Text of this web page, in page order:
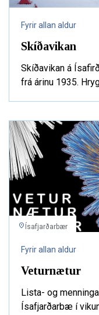
Fyrir allan aldur
Skíðavikan
Skíðavikan á
frá árinu 1935.
Ísafjarðarbær
Fyrir allan aldur
Veturnætur
Lista- og
Ísafjarðarbæ í